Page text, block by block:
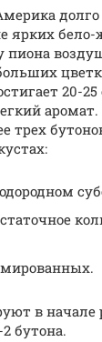
долго
ярких
пиона
20-
трех
в начале
бутона.